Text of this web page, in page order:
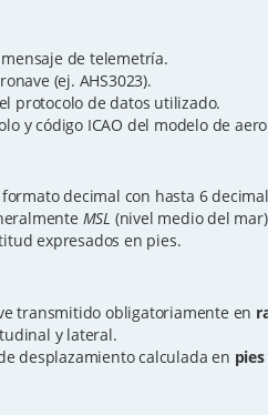
de telemetría.
(ej. AHS3023).
protocolo de datos utilizado.
y código ICAO del modelo de
decimal con hasta 6
MSL (nivel medio del
expresados en pies.
transmitido obligatoriamente en
y lateral.
desplazamiento calculada en